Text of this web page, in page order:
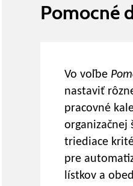
Pomocné
Vo voľbe
nastaviť
pracovné
organizačnej
triediace
pre
lístkov a